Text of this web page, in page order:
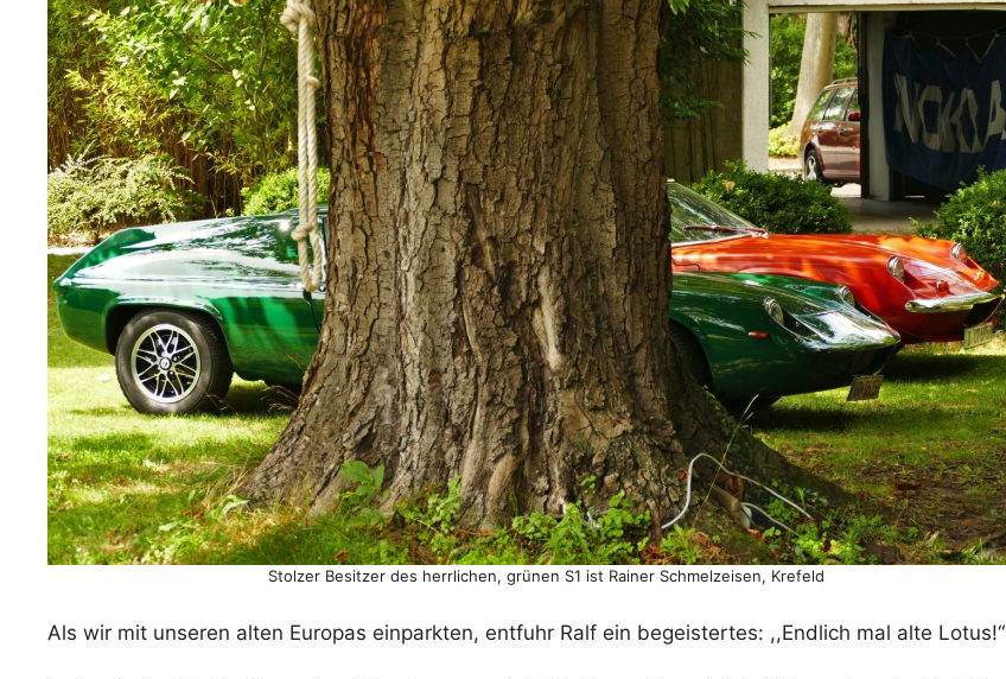
Stolzer Besitzer des herrlichen, grünen S1 ist Rainer Schmelzeisen, Krefeld
Als wir mit unseren alten Europas einparkten, entfuhr Ralf ein begeistertes: ,,Endlich mal alte Lotus!“